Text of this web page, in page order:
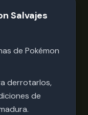
Salvajes
de Pokémon
derrotarlos,
de